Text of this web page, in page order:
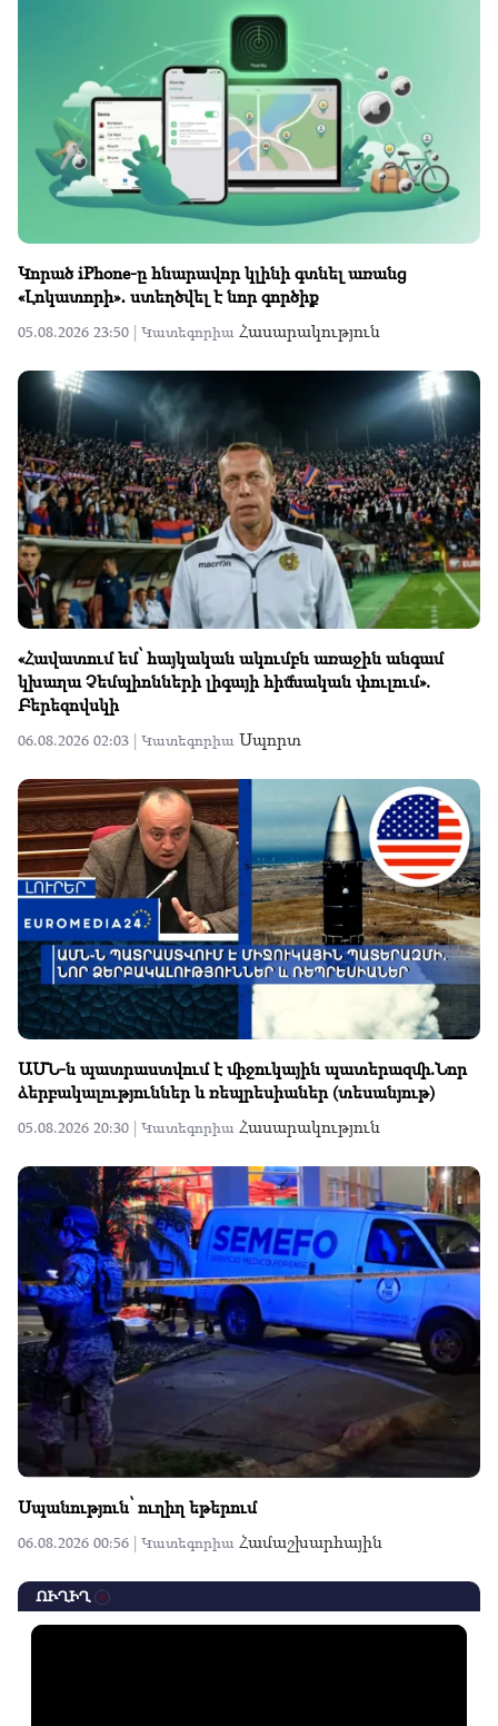
Կորած iPhone-ը հնարավոր կլինի գտնել առանց
«Լոկատորի»․ ստեղծվել է նոր գործիք
05.08.2026 23:50 | Կատեգորիա Հասարակություն
«Հավատում եմ՝ հայկական ակումբն առաջին անգամ
կխաղա Չեմպիոնների լիգայի հիմնական փուլում».
Բերեզովսկի
06.08.2026 02:03 | Կատեգորիա Սպորտ
ԱՄՆ-ն պատրաստվում է միջուկային պատերազմի.Նոր
ձերբակալություններ և ռեպրեսիաներ (տեսանյութ)
05.08.2026 20:30 | Կատեգորիա Հասարակություն
Սպանություն՝ ուղիղ եթերում
06.08.2026 00:56 | Կատեգորիա Համաշխարհային
ՈՒՂԻՂ